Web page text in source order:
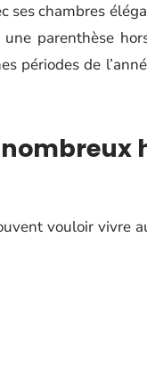
ses chambres
parenthèse
périodes de
vouloir